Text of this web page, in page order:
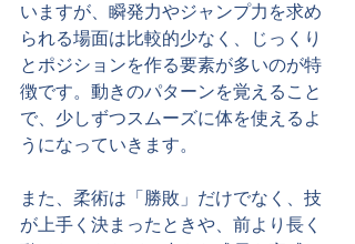
いますが、瞬発力やジャンプ力を求め
られる場面は比較的少なく、じっくり
とポジションを作る要素が多いのが特
徴です。動きのパターンを覚えること
で、少しずつスムーズに体を使えるよ
うになっていきます。
また、柔術は「勝敗」だけでなく、技
が上手く決まったときや、前より長く